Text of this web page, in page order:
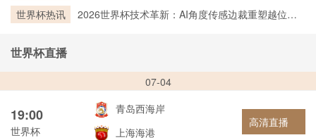
世界杯热讯
2026世界杯技术革新：AI角度传感边裁重塑越位判
世界杯直播
07-04
19:00
世界杯
青岛西海岸
上海海港
高清直播